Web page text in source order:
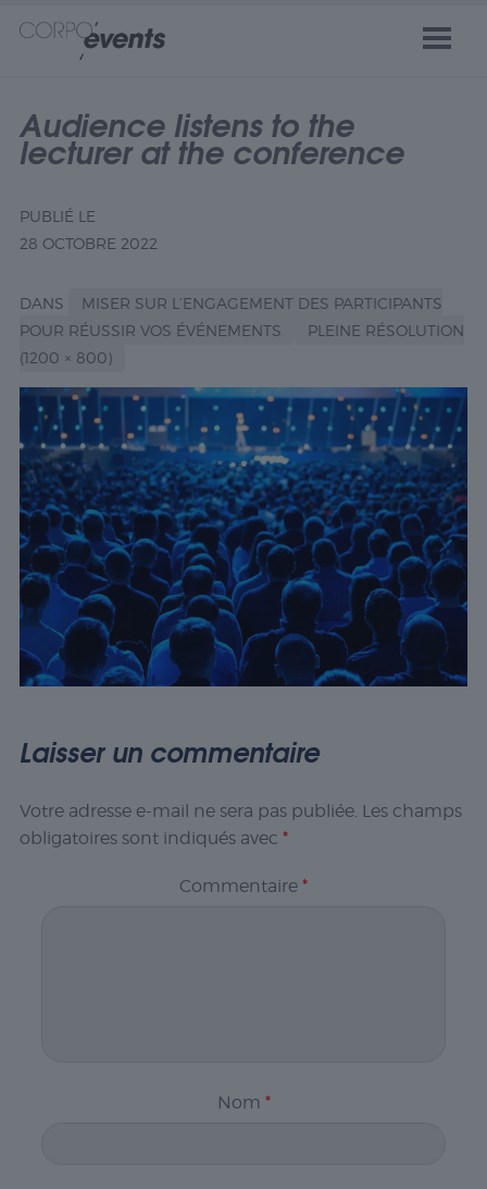
Audience listens to the
lecturer at the conference
PUBLIÉ LE
28 OCTOBRE 2022
DANS
MISER SUR L’ENGAGEMENT DES PARTICIPANTS
POUR RÉUSSIR VOS ÉVÉNEMENTS
PLEINE RÉSOLUTION
(1200 × 800)
Laisser un commentaire
Votre adresse e-mail ne sera pas publiée. Les champs
obligatoires sont indiqués avec *
Commentaire *
Nom *